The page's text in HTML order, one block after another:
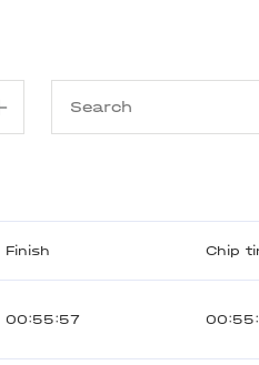
Finish Chip
00:55:57